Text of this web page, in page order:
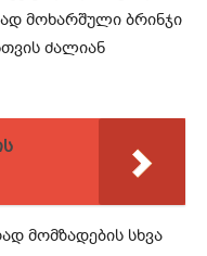
მოხარშული ბრინჯი
ძალიან
მომზადების სხვა